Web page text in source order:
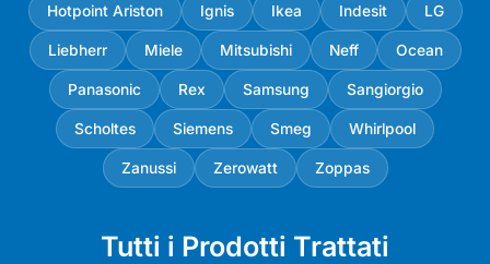
Hotpoint Ariston Ignis Ikea Indesit LG
Liebherr Miele Mitsubishi Neff Ocean
Panasonic Rex Samsung Sangiorgio
Scholtes Siemens Smeg Whirlpool
Zanussi Zerowatt Zoppas
Tutti i Prodotti Trattati